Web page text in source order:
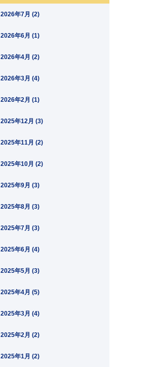
2026年7月 (2)
2026年6月 (1)
2026年4月 (2)
2026年3月 (4)
2026年2月 (1)
2025年12月 (3)
2025年11月 (2)
2025年10月 (2)
2025年9月 (3)
2025年8月 (3)
2025年7月 (3)
2025年6月 (4)
2025年5月 (3)
2025年4月 (5)
2025年3月 (4)
2025年2月 (2)
2025年1月 (2)